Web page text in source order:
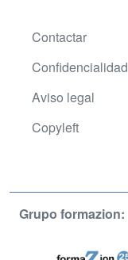
Contactar
Confidencialidad
Aviso legal
Copyleft
Grupo formazion: